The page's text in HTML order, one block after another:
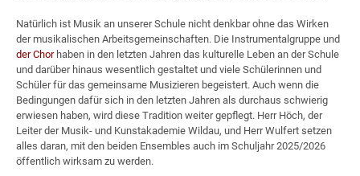
Natürlich ist Musik an unserer Schule nicht denkbar ohne das Wirken
der musikalischen Arbeitsgemeinschaften. Die Instrumentalgruppe und
der Chorhaben in den letzten Jahren das kulturelle Leben an der Schule
und darüber hinaus wesentlich gestaltet und viele Schülerinnen und
Schüler für das gemeinsame Musizieren begeistert. Auch wenn die
Bedingungen dafür sich in den letzten Jahren als durchaus schwierig
erwiesen haben, wird diese Tradition weiter gepflegt. Herr Höch, der
Leiter der Musik- und Kunstakademie Wildau, und Herr Wulfert setzen
alles daran, mit den beiden Ensembles auch im Schuljahr 2025/2026
öffentlich wirksam zu werden.